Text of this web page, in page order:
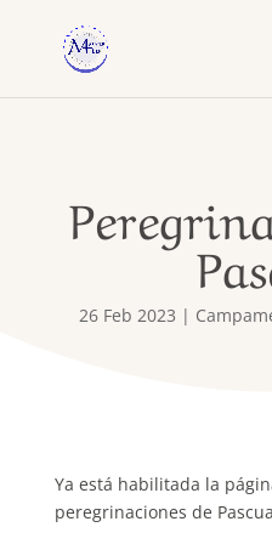
26 Feb 2023 |
Ya está habilitada la
peregrinaciones de